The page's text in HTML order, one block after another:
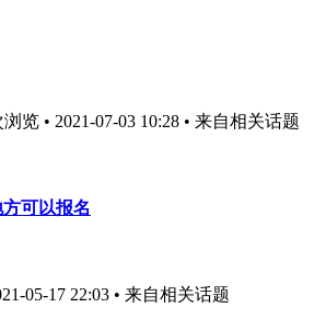
览 • 2021-07-03 10:28 • 来自相关话题
可以报名
05-17 22:03 • 来自相关话题